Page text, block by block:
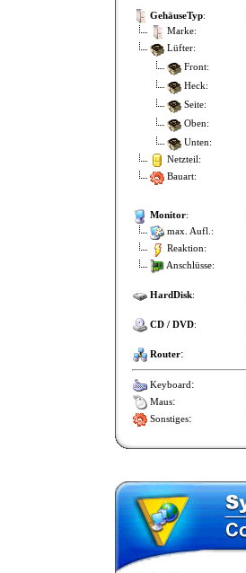
GehäuseTyp:
Marke:
Lüfter:
Front:
Heck:
Seite:
Oben:
Unten:
Netzteil:
Bauart:
Monitor:
max. Aufl.:
Reaktion:
Anschlüsse:
HardDisk:
CD / DVD:
Router:
Keyboard:
Maus:
Sonstiges: